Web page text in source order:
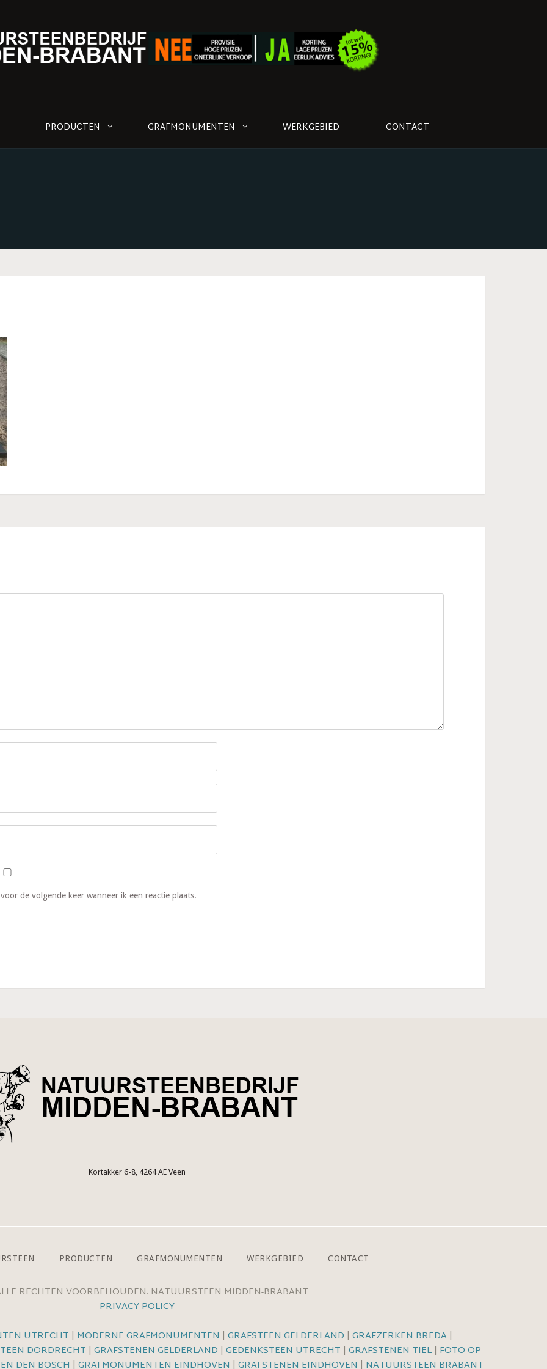
PRODUCTEN GRAFMONUMENTEN WERKGEBIED CONTACT
de volgende keer wanneer ik een reactie plaats.
Kortakker 6-8, 4264 AE Veen
PRODUCTEN GRAFMONUMENTEN WERKGEBIED CONTACT
RECHTEN VOORBEHOUDEN. NATUURSTEEN MIDDEN-BRABANT
PRIVACY POLICY
UTRECHT | MODERNE GRAFMONUMENTEN | GRAFSTEEN GELDERLAND | GRAFZERKEN BREDA|
DORDRECHT | GRAFSTENEN GELDERLAND | GEDENKSTEEN UTRECHT | GRAFSTENEN TIEL| FOTO OP